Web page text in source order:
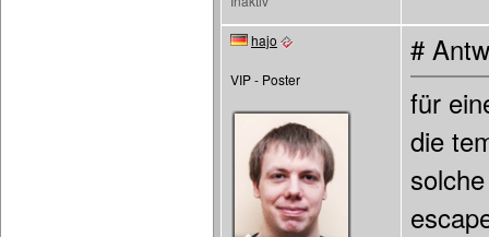
hajo
VIP - Poster
#
für
die